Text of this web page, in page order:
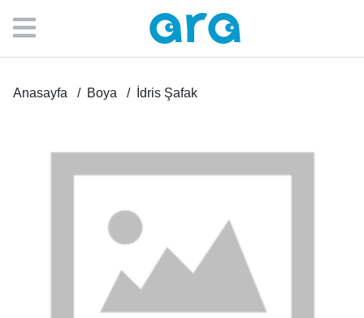
Anasayfa Boya İdris Şafak